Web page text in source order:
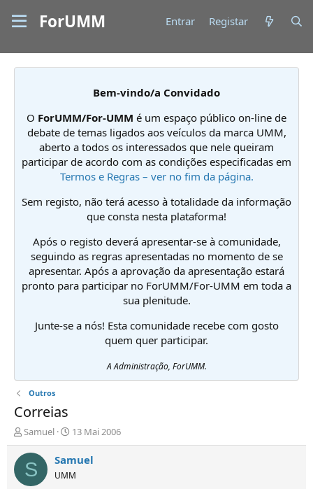
ForUMM Entrar Registar
Bem-vindo/a Convidado
O ForUMM/For-UMM é um espaço público on-line de
debate de temas ligados aos veículos da marca UMM,
aberto a todos os interessados que nele queiram
participar de acordo com as condições especificadas em
Termos e Regras – ver no fim da página.
Sem registo, não terá acesso à totalidade da informação
que consta nesta plataforma!
Após o registo deverá apresentar-se à comunidade,
seguindo as regras apresentadas no momento de se
apresentar. Após a aprovação da apresentação estará
pronto para participar no ForUMM/For-UMM em toda a
sua plenitude.
Junte-se a nós! Esta comunidade recebe com gosto
quem quer participar.
A Administração, ForUMM.
Outros
Correias
I
n
i
c
i
Samuel
D
a
t
d
13 Mai 2006
S Samuel
UMM